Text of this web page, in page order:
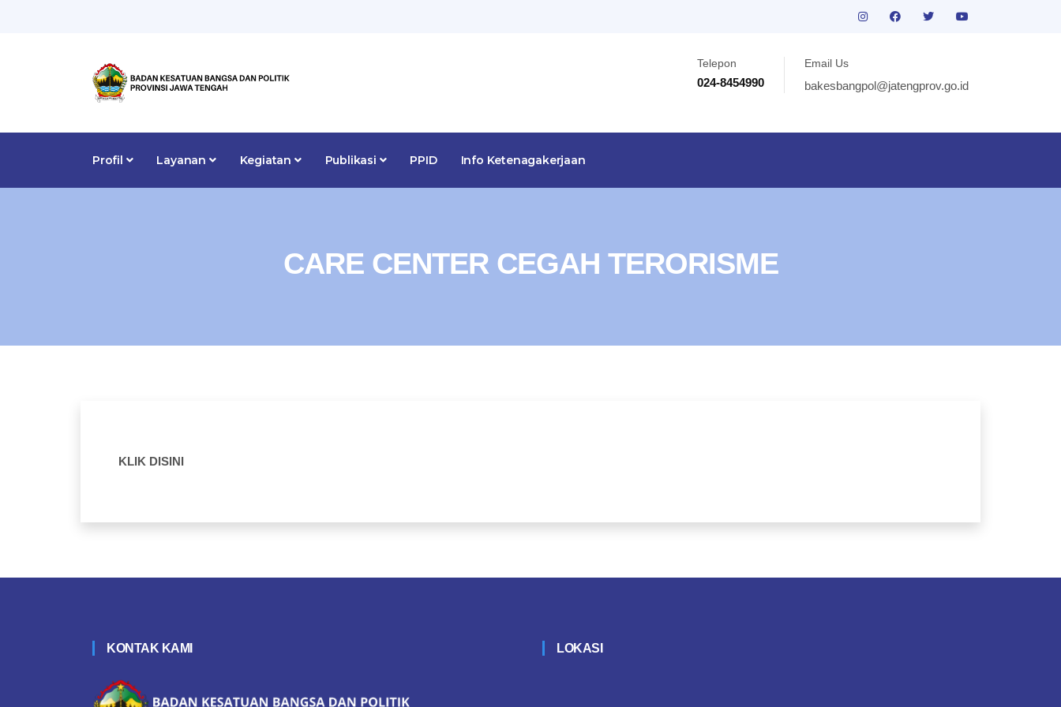
Telepon
024-8454990
Email Us
bakesbangpol@jatengprov.go.id
Profil Layanan Kegiatan Publikasi PPID Info Ketenagakerjaan
CARE CENTER CEGAH TERORISME
KLIK DISINI
KONTAK KAMI LOKASI